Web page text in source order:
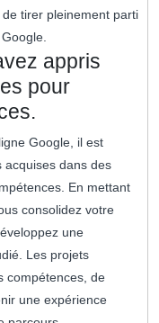
tirer pleinement parti
appris
pour
Google, il est
acquises dans des
En mettant
consolidez votre
une
Les projets
compétences, de
une expérience